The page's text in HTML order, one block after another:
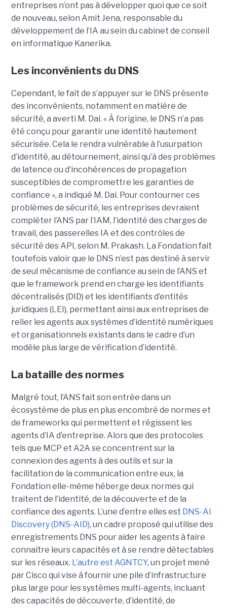
entreprises n’ont pas à développer quoi que ce soit
de nouveau, selon Amit Jena, responsable du
développement de l’IA au sein du cabinet de conseil
en informatique Kanerika.
Les inconvénients du DNS
Cependant, le fait de s’appuyer sur le DNS présente
des inconvénients, notamment en matière de
sécurité, a averti M. Dai. « À l’origine, le DNS n’a pas
été conçu pour garantir une identité hautement
sécurisée. Cela le rendra vulnérable à l’usurpation
d’identité, au détournement, ainsi qu’à des problèmes
de latence ou d’incohérences de propagation
susceptibles de compromettre les garanties de
confiance », a indiqué M. Dai. Pour contourner ces
problèmes de sécurité, les entreprises devraient
compléter l’ANS par l’ IAM, l’identité des charges de
travail, des passerelles IA et des contrôles de
sécurité des API, selon M. Prakash. La Fondation fait
toutefois valoir que le DNS n’est pas destiné à servir
de seul mécanisme de confiance au sein de l’ANS et
que le framework prend en charge les identifiants
décentralisés (DID) et les identifiants d’entités
juridiques (LEI), permettant ainsi aux entreprises de
relier les agents aux systèmes d’identité numériques
et organisationnels existants dans le cadre d’un
modèle plus large de vérification d’identité.
La bataille des normes
Malgré tout, l’ANS fait son entrée dans un
écosystème de plus en plus encombré de normes et
de frameworks qui permettent et régissent les
agents d’IA d’entreprise. Alors que des protocoles
tels que MCP et A2A se concentrent sur la
connexion des agents à des outils et sur la
facilitation de la communication entre eux, la
Fondation elle-même héberge deux normes qui
traitent de l’identité, de la découverte et de la
confiance des agents. L’une d’entre elles est DNS-AI
Discovery (DNS-AID), un cadre proposé qui utilise des
enregistrements DNS pour aider les agents à faire
connaître leurs capacités et à se rendre détectables
sur les réseaux. L’autre est AGNTCY, un projet mené
par Cisco qui vise à fournir une pile d’infrastructure
plus large pour les systèmes multi-agents, incluant
des capacités de découverte, d’identité, de